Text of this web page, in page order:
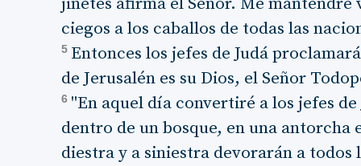
ciegos a los caballos de todas las
5 Entonces los jefes de Judá
de Jerusalén es su Dios, el Señor
6 "En aquel día convertiré a los jefes
dentro de un bosque, en una antorcha
diestra y a siniestra devorarán a todos